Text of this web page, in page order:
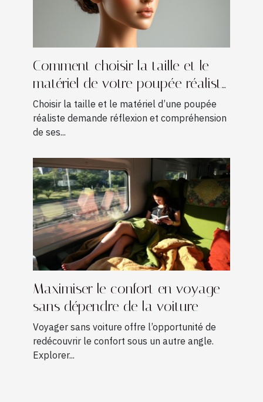
Comment choisir la taille et le
matériel de votre poupée réaliste
?
Choisir la taille et le matériel d’une poupée
réaliste demande réflexion et compréhension
de ses...
Maximiser le confort en voyage
sans dépendre de la voiture
Voyager sans voiture offre l’opportunité de
redécouvrir le confort sous un autre angle.
Explorer...